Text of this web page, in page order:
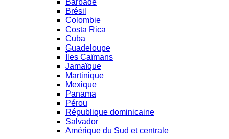
Barbade
Brésil
Colombie
Costa Rica
Cuba
Guadeloupe
Îles Caïmans
Jamaïque
Martinique
Mexique
Panama
Pérou
République dominicaine
Salvador
Amérique du Sud et centrale